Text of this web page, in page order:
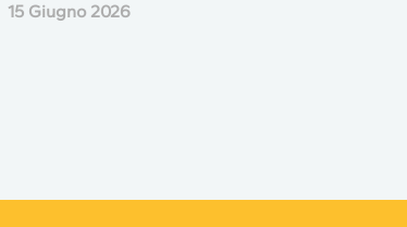
15 Giugno 2026